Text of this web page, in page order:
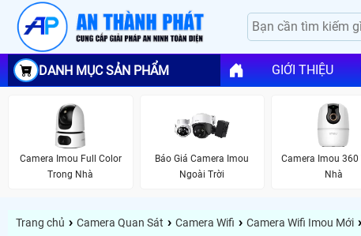
DANH MỤC SẢN PHẨM GIỚI THIỆU
Camera Imou Full Color
Trong Nhà
Báo Giá Camera Imou
Ngoài Trời
Camera Imou 360
Nhà
Trang chủ › Camera Quan Sát › Camera Wifi › Camera Wifi Imou Mới ›